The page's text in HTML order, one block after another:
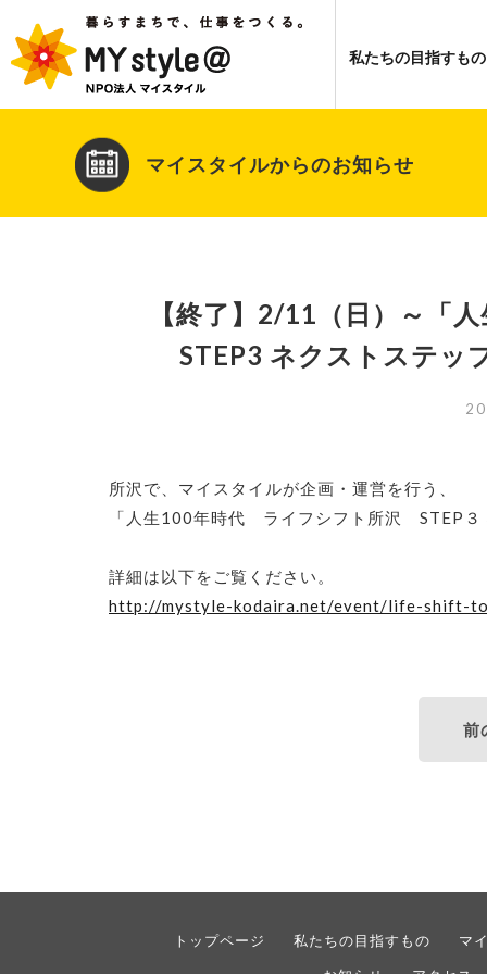
私たちの目指すもの
マイスタイルからのお知らせ
【終了】2/11（日）～
STEP3 ネクストステッ
所沢で、マイスタイルが企画・運営を行う、
「人生100年時代 ライフシフト所沢 STEP３
詳細は以下をご覧ください。
http://mystyle-kodaira.net/event/life-shift-
前
トップページ 私たちの目指すもの
マ